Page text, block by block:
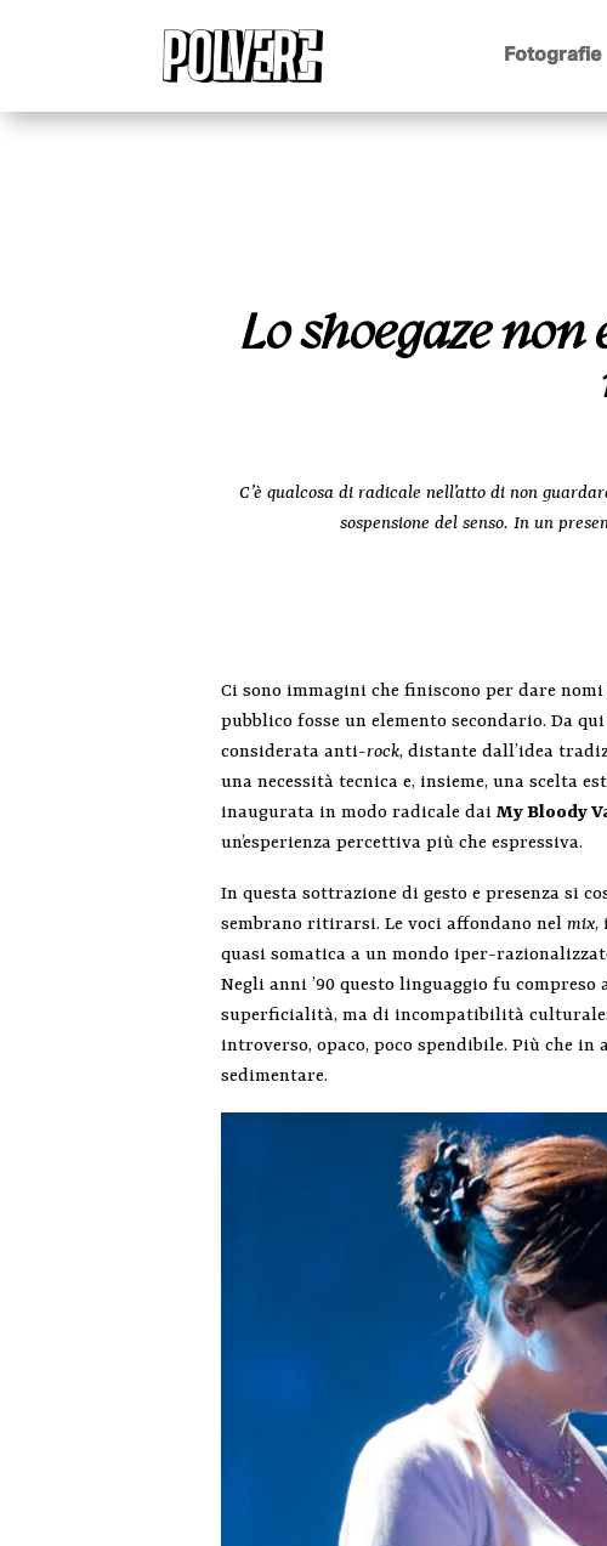
Fotografie
Lo shoegaze
C’è qualcosa di radicale nell’atto di non
sospensione del senso. In un
Ci sono immagini che finiscono per dare
pubblico fosse un elemento secondario. Da
considerata anti-rock, distante dall’idea
una necessità tecnica e, insieme, una scelta
inaugurata in modo radicale daiMy Bloody
un’esperienza percettiva più che espressiva.
In questa sottrazione di gesto e presenza si
sembrano ritirarsi. Le voci affondano nelmix,
quasi somatica a un mondo iper-
Negli anni ’90 questo linguaggio fu
superficialità, ma di incompatibilità
introverso, opaco, poco spendibile. Più che
sedimentare.